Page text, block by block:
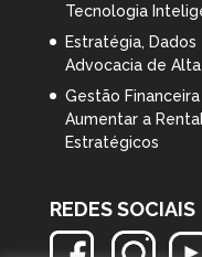
Tecnologia
Estratégia,
Advocacia de
Gestão
Aumentar a
Estratégicos
REDES SOCIAIS